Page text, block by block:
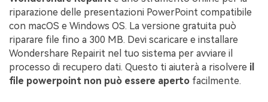
riparazione delle presentazioni PowerPoint compatibile
con macOS e Windows OS. La versione gratuita può
riparare file fino a 300 MB. Devi scaricare e installare
Wondershare Repairit nel tuo sistema per avviare il
processo di recupero dati. Questo ti aiuterà a risolvere il
file powerpoint non può essere aperto facilmente.